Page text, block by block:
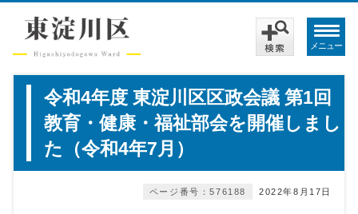
メニュー
令和4年度 東淀川区区政会議 第1回
教育・健康・福祉部会を開催しまし
た（令和4年7月）
2022年8月17日
ページ番号：576188